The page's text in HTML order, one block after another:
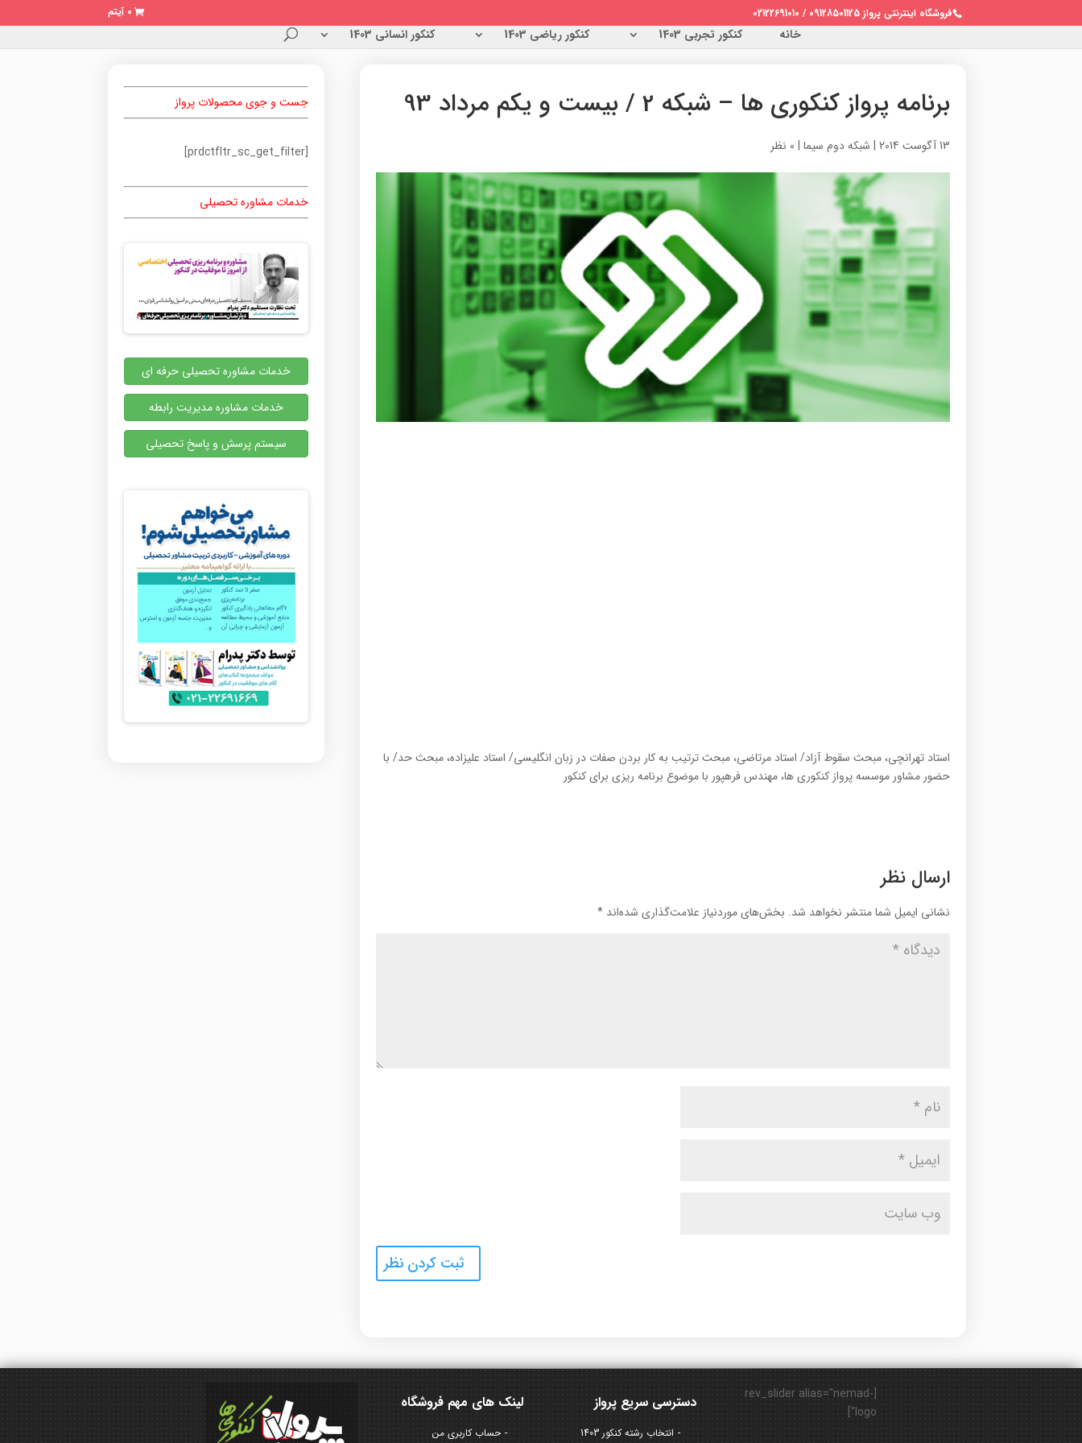
فروشگاه اینترنتی پرواز 09128501125 / 02122691010 0 آیتم
خانه کنکور تجربی 1403 کنکور ریاضی 1403 کنکور انسانی 1403
برنامه پرواز کنکوری ها – شبکه 2 / بیست و یکم مرداد 93
13 آگوست 2014 | شبکه دوم سیما | 0 نظر
استاد تهرانچی، مبحث سقوط آزاد/ استاد مرتاضی، مبحث ترتیب به کار بردن صفات در زبان انگلیسی/ استاد علیزاده، مبحث حد/ با
حضور مشاور موسسه پرواز کنکوری ها، مهندس فرهپور با موضوع برنامه ریزی برای کنکور
ارسال نظر
نشانی ایمیل شما منتشر نخواهد شد. بخش‌های موردنیاز علامت‌گذاری شده‌اند*
جست و جوی محصولات پرواز
[prdctfltr_sc_get_filter]
خدمات مشاوره تحصیلی
خدمات مشاوره تحصیلی حرفه ای
خدمات مشاوره مدیریت رابطه
سیستم پرسش و پاسخ تحصیلی
لینک های مهم فروشگاه
حساب کاربری من
دسترسی سریع پرواز
انتخاب رشته کنکور 1403
[rev_slider alias="nemad-
logo"]